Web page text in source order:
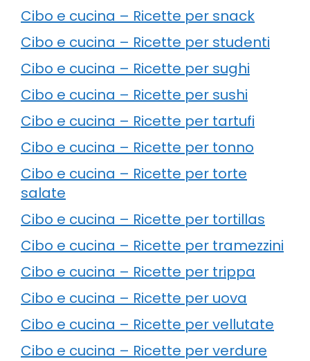
Cibo e cucina – Ricette per snack
Cibo e cucina – Ricette per studenti
Cibo e cucina – Ricette per sughi
Cibo e cucina – Ricette per sushi
Cibo e cucina – Ricette per tartufi
Cibo e cucina – Ricette per tonno
Cibo e cucina – Ricette per torte
salate
Cibo e cucina – Ricette per tortillas
Cibo e cucina – Ricette per tramezzini
Cibo e cucina – Ricette per trippa
Cibo e cucina – Ricette per uova
Cibo e cucina – Ricette per vellutate
Cibo e cucina – Ricette per verdure